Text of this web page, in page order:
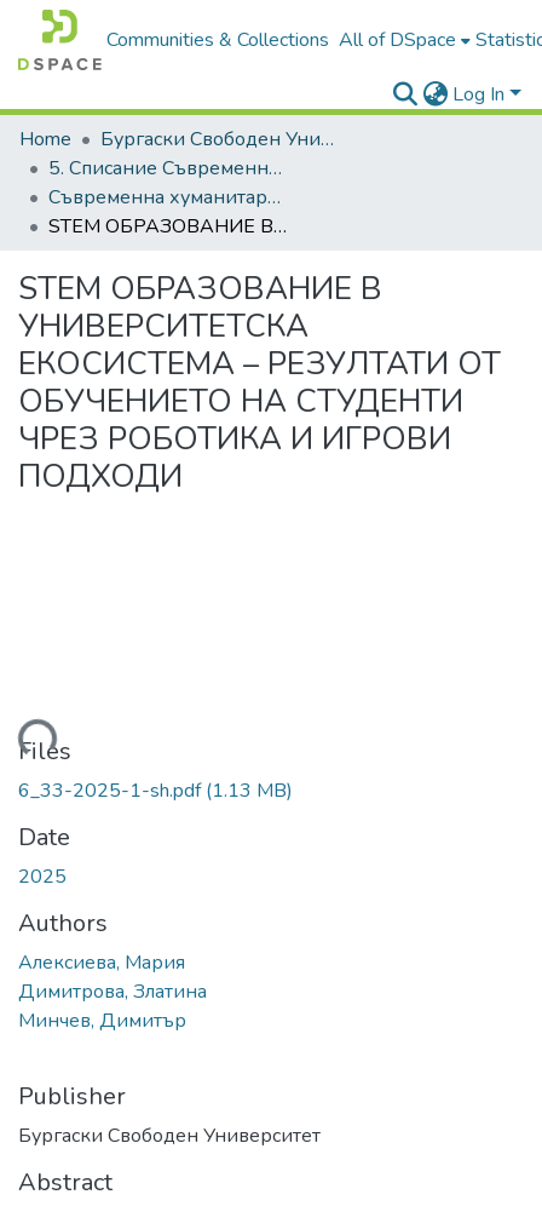
Communities & Collections All of DSpace
Log In
Home
Бургаски Свободен Университет | Burgas Free University
5. Списание Съвременна хуманитаристика | Journal of Contemporary Humanitaristics
Съвременна хуманитаристика, 2025, Брой 1
STEM ОБРАЗОВАНИЕ В УНИВЕРСИТЕТСКА ЕКОСИСТЕМА – РЕЗУЛТАТИ ОТ ОБУЧЕНИЕТО НА СТУДЕНТИ ЧРЕЗ РОБОТИКА И ИГРОВИ ПОДХОДИ
STEM ОБРАЗОВАНИЕ В
УНИВЕРСИТЕТСКА
ЕКОСИСТЕМА – РЕЗУЛТАТИ ОТ
ОБУЧЕНИЕТО НА СТУДЕНТИ
ЧРЕЗ РОБОТИКА И ИГРОВИ
ПОДХОДИ
Files
6_33-2025-1-sh.pdf(1.13 MB)
Date
2025
Authors
Алексиева, Мария
Димитрова, Златина
Минчев, Димитър
Publisher
Бургаски Свободен Университет
Abstract